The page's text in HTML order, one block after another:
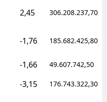
2,45 306.208.237,70
-1,76 185.682.425,80
-1,66 49.607.742,50
-3,15 176.743.322,30